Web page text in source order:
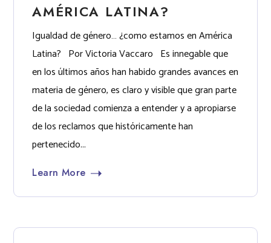
AMÉRICA LATINA?
Igualdad de género… ¿como estamos en América
Latina? Por Victoria Vaccaro Es innegable que
en los últimos años han habido grandes avances en
materia de género, es claro y visible que gran parte
de la sociedad comienza a entender y a apropiarse
de los reclamos que históricamente han
pertenecido...
Learn More